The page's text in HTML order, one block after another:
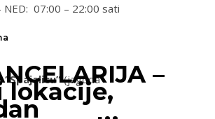
“Spajalicu”(jagoda
NED: 07:00 – 22:00 sati
–
lokacije,